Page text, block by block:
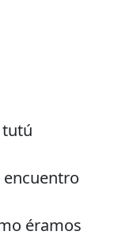
encuentro
éramos